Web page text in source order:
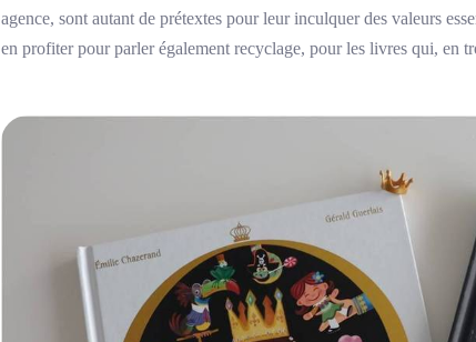
agence, sont autant de prétextes pour leur inculquer des valeurs
en profiter pour parler également recyclage, pour les livres qui, en